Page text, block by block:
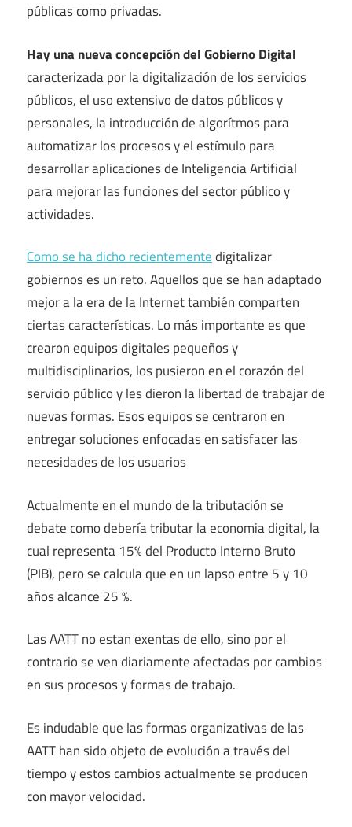
públicas como privadas.
Hay una nueva concepción del Gobierno Digital
caracterizada por la digitalización de los servicios
públicos, el uso extensivo de datos públicos y
personales, la introducción de algorítmos para
automatizar los procesos y el estímulo para
desarrollar aplicaciones de Inteligencia Artificial
para mejorar las funciones del sector público y
actividades.
Como se ha dicho recientementedigitalizar
gobiernos es un reto. Aquellos que se han adaptado
mejor a la era de la Internet también comparten
ciertas características. Lo más importante es que
crearon equipos digitales pequeños y
multidisciplinarios, los pusieron en el corazón del
servicio público y les dieron la libertad de trabajar de
nuevas formas. Esos equipos se centraron en
entregar soluciones enfocadas en satisfacer las
necesidades de los usuarios
Actualmente en el mundo de la tributación se
debate como debería tributar la economia digital, la
cual representa 15% del Producto Interno Bruto
(PIB), pero se calcula que en un lapso entre 5 y 10
años alcance 25 %.
Las AATT no estan exentas de ello, sino por el
contrario se ven diariamente afectadas por cambios
en sus procesos y formas de trabajo.
Es indudable que las formas organizativas de las
AATT han sido objeto de evolución a través del
tiempo y estos cambios actualmente se producen
con mayor velocidad.